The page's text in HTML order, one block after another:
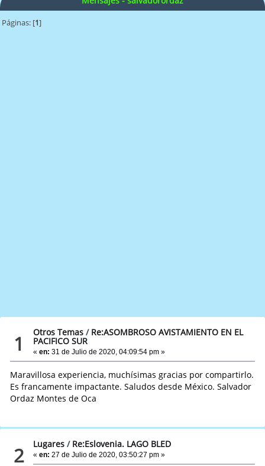
Páginas: [1]
1 Otros Temas / Re:ASOMBROSO AVISTAMIENTO EN EL
PACIFICO SUR
«en: 31 de Julio de 2020, 04:09:54 pm »
Maravillosa experiencia, muchísimas gracias por compartirlo.
Es francamente impactante. Saludos desde México. Salvador
Ordaz Montes de Oca
2 Lugares / Re:Eslovenia. LAGO BLED
«en: 27 de Julio de 2020, 03:50:27 pm »